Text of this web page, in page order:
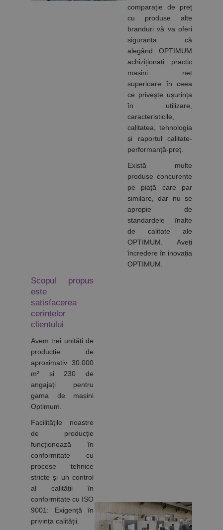
comparație de preț
cu produse alte
branduri vă va oferi
siguranța că
alegând OPTIMUM
achiziționați practic
mașini net
superioare în ceea
ce privește ușurința
în utilizare,
caracteristicile,
calitatea, tehnologia
și raportul calitate-
performanță-preț.
Există multe
produse concurente
pe piață care par
similare, dar nu se
apropie de
standardele înalte
de calitate ale
OPTIMUM. Aveți
încredere în inovația
OPTIMUM.
Scopul propus
este
satisfacerea
cerințelor
clientului
Avem trei unități de
producție de
aproximativ 30.000
m² și 230 de
angajați pentru
gama de mașini
Optimum.
Facilitățile noastre
de producție
funcționează în
conformitate cu
procese tehnice
stricte și un control
al calității în
conformitate cu ISO
9001: Exigență în
privința calității.
aleatoriu ca
identificator
de client.
Este inclus în
solicitare de
pagină dintr-
un site și
este utilizat
pentru a
datele
despre
vizitatori,
sesiuni și
campanii
pentru
rapoartele
de analiză a
site-urilor.
Acest cookie
este folosit
de Google
Analytics
persista
starea
un centru
de date
terță parte
sau de un